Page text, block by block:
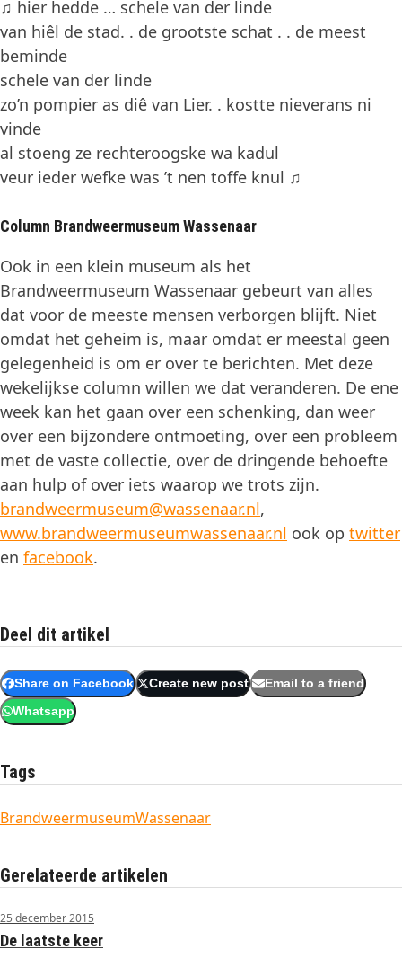
♫ hier hedde … schele van der linde
van hiêl de stad. . de grootste schat . . de meest
beminde
schele van der linde
zo’n pompier as diê van Lier. . kostte nieverans ni
vinde
al stoeng ze rechteroogske wa kadul
veur ieder wefke was ’t nen toffe knul ♫
Column Brandweermuseum Wassenaar
Ook in een klein museum als het
Brandweermuseum Wassenaar gebeurt van alles
dat voor de meeste mensen verborgen blijft. Niet
omdat het geheim is, maar omdat er meestal geen
gelegenheid is om er over te berichten. Met deze
wekelijkse column willen we dat veranderen. De ene
week kan het gaan over een schenking, dan weer
over een bijzondere ontmoeting, over een probleem
met de vaste collectie, over de dringende behoefte
aan hulp of over iets waarop we trots zijn.
brandweermuseum@wassenaar.nl,
www.brandweermuseumwassenaar.nl ook op twitter
en facebook.
Deel dit artikel
Share on Facebook Create new post Email to a friend
Whatsapp
Tags
BrandweermuseumWassenaar
Gerelateerde artikelen
25 december 2015
De laatste keer